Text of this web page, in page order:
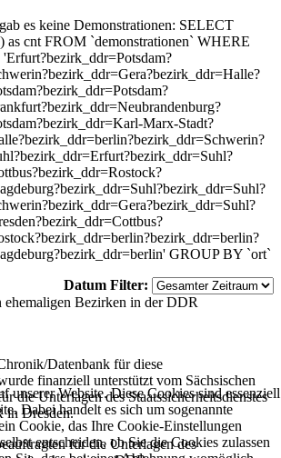
es keine Demonstrationen: SELECT
cnt FROM `demonstrationen` WHERE
Marx-Stadt?
GROUP BY `ort`
Datum Filter:
Datenbank für diese
finanziell unterstützt vom Sächsischen
die Unterlagen des Staatssicherheitsdienstes
in Dresden.
unserer Website. Diese Cookies sind essenziell
Dabei handelt es sich um sogenannte
Cookie, das Ihre Cookie-Einstellungen
entscheiden, ob Sie die Cookies zulassen